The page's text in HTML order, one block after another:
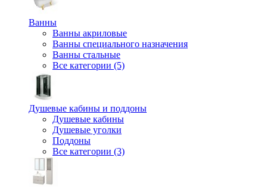
Ванны
Ванны акриловые
Ванны специального назначения
Ванны стальные
Все категории (5)
Душевые кабины и поддоны
Душевые кабины
Душевые уголки
Поддоны
Все категории (3)